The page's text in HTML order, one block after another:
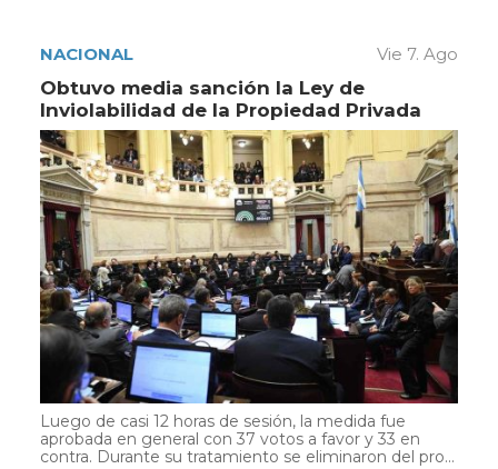
NACIONAL Vie 7. Ago
Obtuvo media sanción la Ley de
Inviolabilidad de la Propiedad Privada
Luego de casi 12 horas de sesión, la medida fue
aprobada en general con 37 votos a favor y 33 en
contra. Durante su tratamiento se eliminaron del pro...